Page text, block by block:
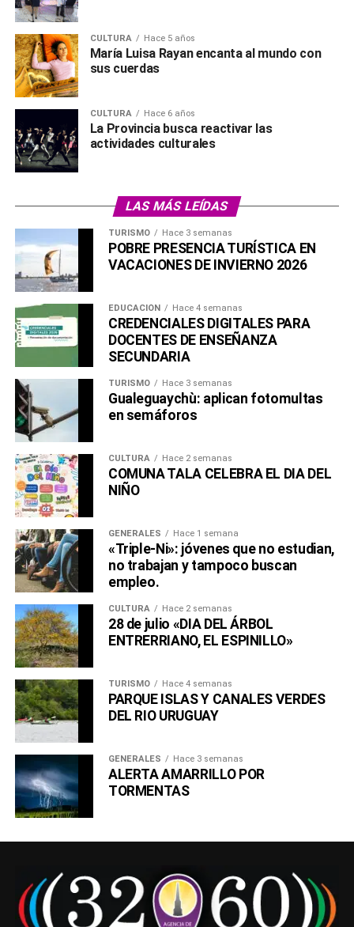
CULTURA Hace 5 años
María Luisa Rayan encanta al mundo con
sus cuerdas
CULTURA Hace 6 años
La Provincia busca reactivar las
actividades culturales
LAS MÁS LEÍDAS
TURISMO Hace 3 semanas
POBRE PRESENCIA TURÍSTICA EN
VACACIONES DE INVIERNO 2026
EDUCACIÓN Hace 4 semanas
CREDENCIALES DIGITALES PARA
DOCENTES DE ENSEÑANZA
SECUNDARIA
TURISMO Hace 3 semanas
Gualeguaychù: aplican fotomultas
en semáforos
CULTURA Hace 2 semanas
COMUNA TALA CELEBRA EL DIA DEL
NIÑO
GENERALES Hace 1 semana
«Triple-Ni»: jóvenes que no estudian,
no trabajan y tampoco buscan
empleo.
CULTURA Hace 2 semanas
28 de julio «DIA DEL ÁRBOL
ENTRERRIANO, EL ESPINILLO»
TURISMO Hace 4 semanas
PARQUE ISLAS Y CANALES VERDES
DEL RIO URUGUAY
GENERALES Hace 3 semanas
ALERTA AMARRILLO POR
TORMENTAS